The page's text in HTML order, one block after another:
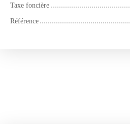
Taxe foncière
Référence